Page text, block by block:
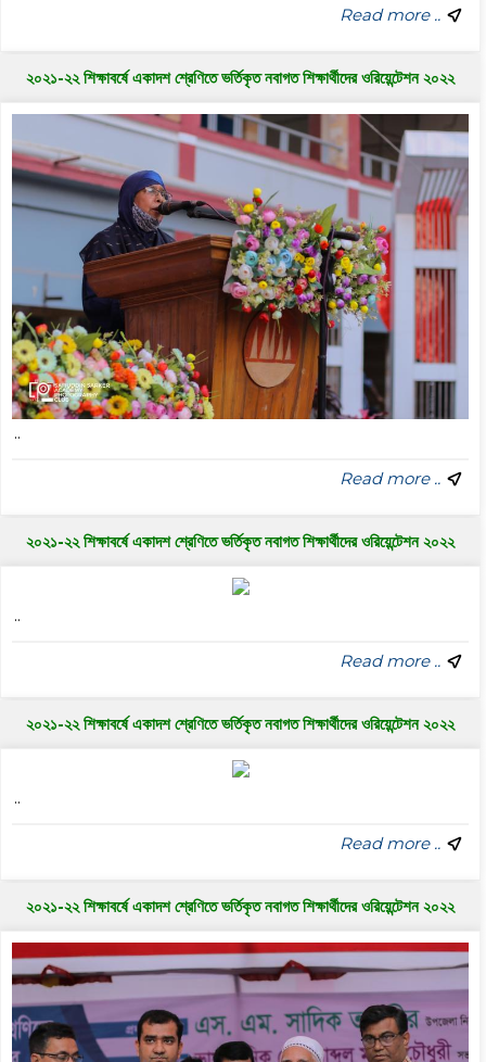
Read more ..
২০২১-২২ শিক্ষাবর্ষে একাদশ শ্রেণিতে ভর্তিকৃত নবাগত শিক্ষার্থীদের ওরিয়েন্টেশন ২০২২
..
Read more ..
২০২১-২২ শিক্ষাবর্ষে একাদশ শ্রেণিতে ভর্তিকৃত নবাগত শিক্ষার্থীদের ওরিয়েন্টেশন ২০২২
..
Read more ..
২০২১-২২ শিক্ষাবর্ষে একাদশ শ্রেণিতে ভর্তিকৃত নবাগত শিক্ষার্থীদের ওরিয়েন্টেশন ২০২২
..
Read more ..
২০২১-২২ শিক্ষাবর্ষে একাদশ শ্রেণিতে ভর্তিকৃত নবাগত শিক্ষার্থীদের ওরিয়েন্টেশন ২০২২